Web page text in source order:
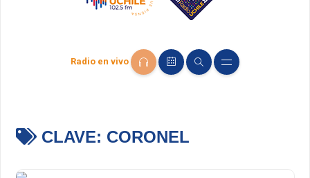
Radio en vivo
CLAVE: CORONEL